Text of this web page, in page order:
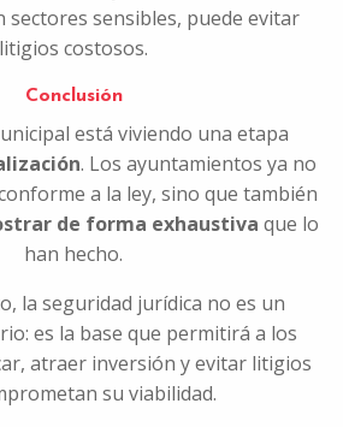
sectores sensibles, puede evitar
litigios costosos.
Conclusión
está viviendo una etapa
. Los ayuntamientos ya no
a la ley, sino que también
de forma exhaustiva que lo
han hecho.
la seguridad jurídica no es un
es la base que permitirá a los
atraer inversión y evitar litigios
su viabilidad.